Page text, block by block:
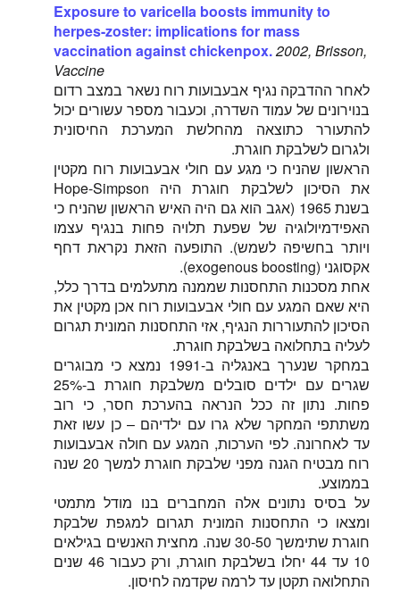
Exposure to varicella boosts immunity to
herpes-zoster: implications for mass
vaccination against chickenpox.2002, Brisson,
Vaccine
לאחר ההדבקה נגיף אבעבועות רוח נשאר במצב רדום
בנוירונים של עמוד השדרה, וכעבור מספר עשורים יכול
להתעורר כתוצאה מהחלשת המערכת החיסונית
ולגרום לשלבקת חוגרת.
הראשון שהניח כי מגע עם חולי אבעבועות רוח מקטין
את הסיכון לשלבקת חוגרת היה Hope-Simpson
בשנת 1965 (אגב הוא גם היה האיש הראשון שהניח כי
האפידמיולוגיה של שפעת תלויה פחות בנגיף עצמו
ויותר בחשיפה לשמש). התופעה הזאת נקראת דחף
אקסוגני (exogenous boosting).
אחת מסכנות התחסנות שממנה מתעלמים בדרך כלל,
היא שאם המגע עם חולי אבעבועות רוח אכן מקטין את
הסיכון להתעוררות הנגיף, אזי התחסנות המונית תגרום
לעליה בתחלואה בשלבקת חוגרת.
במחקר שנערך באנגליה ב-1991 נמצא כי מבוגרים
שגרים עם ילדים סובלים משלבקת חוגרת ב-25%
פחות. נתון זה ככל הנראה בהערכת חסר, כי רוב
משתתפי המחקר שלא גרו עם ילדיהם – כן עשו זאת
עד לאחרונה. לפי הערכות, המגע עם חולה אבעבועות
רוח מבטיח הגנה מפני שלבקת חוגרת למשך 20 שנה
בממוצע.
על בסיס נתונים אלה המחברים בנו מודל מתמטי
ומצאו כי התחסנות המונית תגרום למגפת שלבקת
חוגרת שתימשך 30-50 שנה. מחצית האנשים בגילאים
10 עד 44 יחלו בשלבקת חוגרת, ורק כעבור 46 שנים
התחלואה תקטן עד לרמה שקדמה לחיסון.